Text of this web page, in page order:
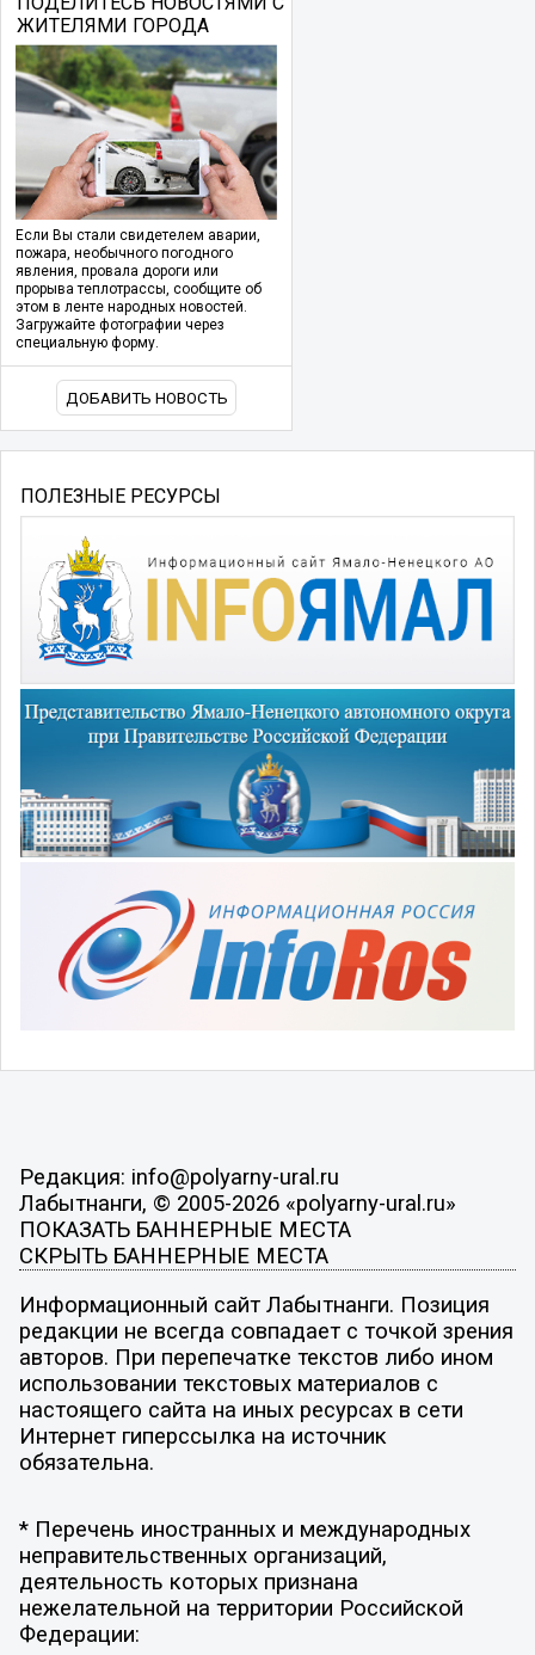
ЖИТЕЛЯМИ ГОРОДА
Если Вы стали свидетелем аварии,
пожара, необычного погодного
явления, провала дороги или
прорыва теплотрассы, сообщите об
этом в ленте народных новостей.
Загружайте фотографии через
специальную форму.
ДОБАВИТЬ НОВОСТЬ
ПОЛЕЗНЫЕ РЕСУРСЫ
Редакция: info@polyarny-ural.ru
Лабытнанги, © 2005-2026 «polyarny-ural.ru»
ПОКАЗАТЬ БАННЕРНЫЕ МЕСТА
СКРЫТЬ БАННЕРНЫЕ МЕСТА
Информационный сайт Лабытнанги. Позиция
редакции не всегда совпадает с точкой зрения
авторов. При перепечатке текстов либо ином
использовании текстовых материалов с
настоящего сайта на иных ресурсах в сети
Интернет гиперссылка на источник
обязательна.
* Перечень иностранных и международных
неправительственных организаций,
деятельность которых признана
нежелательной на территории Российской
Федерации: